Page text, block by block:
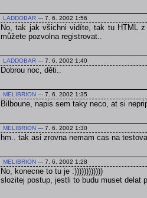
LADDOBAR --- 7. 6. 2002 1:56
No, tak jak všichni vidíte, tak tu HTML
můžete pozvolna registrovat..
LADDOBAR --- 7. 6. 2002 1:40
Dobrou noc, děti..
MELIBRION --- 7. 6. 2002 1:35
Bilboune, napis sem taky neco, at si
MELIBRION --- 7. 6. 2002 1:30
hm.. tak asi zrovna nemam cas na
MELIBRION --- 7. 6. 2002 1:28
No, konecne to tu je :))))))))))))
slozitej postup, jestli to budu muset delat